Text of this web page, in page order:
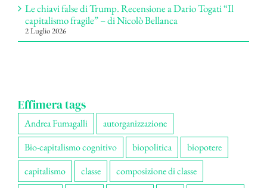
Le chiavi false di Trump. Recensione a Dario Togati “Il
capitalismo fragile” – di Nicolò Bellanca
2 Luglio 2026
Effimera tags
Andrea Fumagalli
autorganizzazione
Bio-capitalismo cognitivo
biopolitica
biopotere
capitalismo
classe
composizione di classe